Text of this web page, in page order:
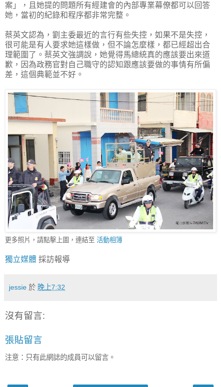
案」，且她提的問題所有經建會的內部專業幕僚都可以回答
她，當初的紀錄和程序都非常完整。
蔡英文認為，劉主委最近的言行有些失控，如果不是失控，
很可能是有人要求她這樣做，但不論怎麼樣，都已經超出合
理範圍了。蔡英文強調說，她覺得馬總統真的應該要出來道
歉，因為政務官對自己職守的認知跟應該要做的事情有所偏
差，這個典範並不好。
更多照片，請點擊上圖，連結至 活動相簿
獨立媒體 採訪報導
jessie 於 晚上7:32
沒有留言:
張貼留言
注意：只有此網誌的成員可以留言。